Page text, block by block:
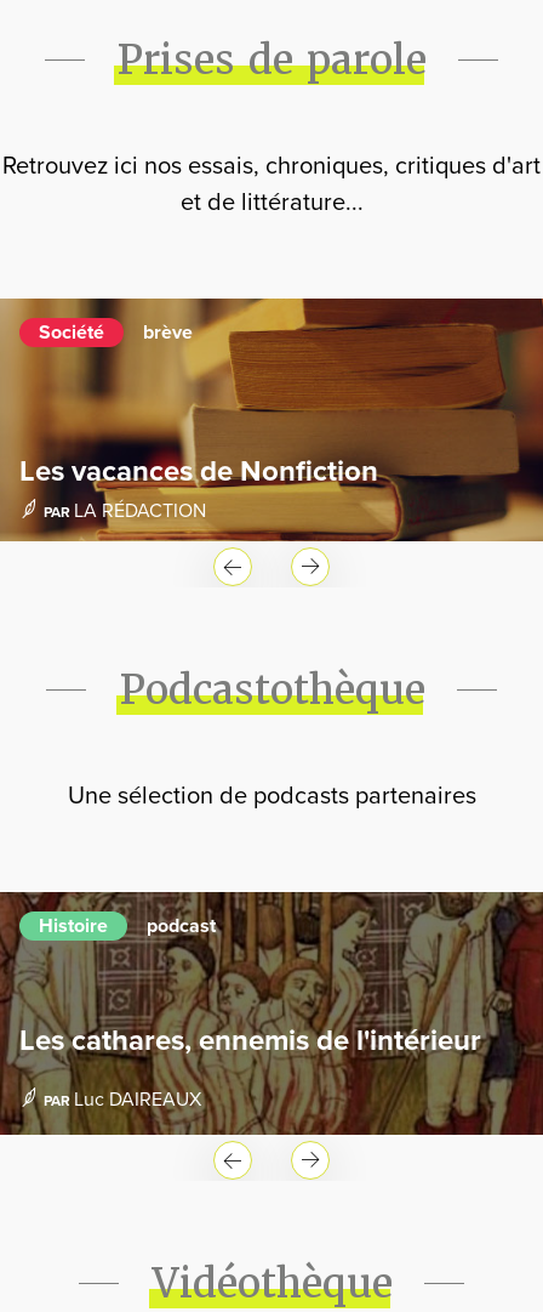
Prises de parole
Retrouvez ici nos essais, chroniques, critiques d'art
et de littérature...
Société brève
Les vacances de Nonfiction
PAR LA RÉDACTION
Podcastothèque
Une sélection de podcasts partenaires
Histoire podcast
Les cathares, ennemis de l'intérieur
PAR Luc DAIREAUX
Vidéothèque